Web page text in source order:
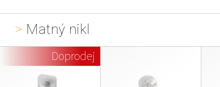
> Matný nikl
Doprodej